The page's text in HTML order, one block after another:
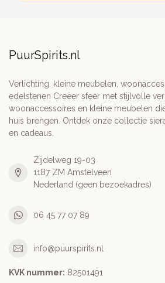
PuurSpirits.nl
Verlichting, kleine meubelen,
edelstenen Creëer sfeer met stijlvolle
woonaccessoires en kleine meubelen
huis brengen. Ontdek onze collectie
en cadeaus.
Zijdelweg 19-03
1187 ZM Amstelveen
Nederland (geen bezoekadres)
06 45 77 07 89
info@puurspirits.nl
KVK nummer: 82501491